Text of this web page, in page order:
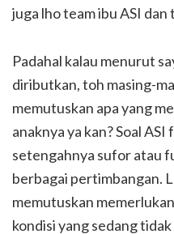
juga lho team ibu ASI dan
Padahal kalau menurut
diributkan, toh masing-
memutuskan apa yang
anaknya ya kan? Soal
setengahnya sufor atau
berbagai pertimbangan.
memutuskan
kondisi yang sedang